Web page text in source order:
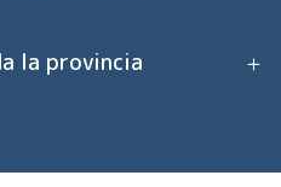
la provincia